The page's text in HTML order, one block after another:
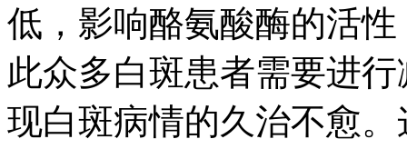
低，影响酪氨酸酶的活
此众多白斑患者需要进
现白斑病情的久治不愈